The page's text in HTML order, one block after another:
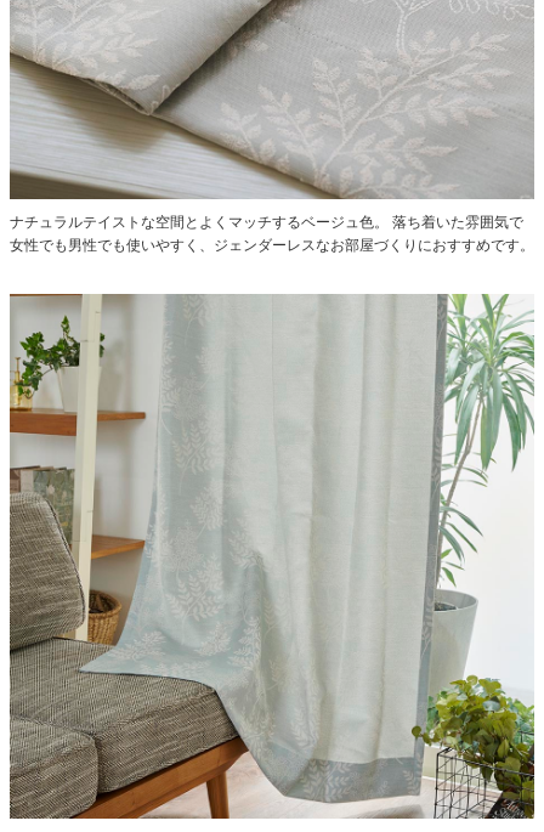
ナチュラルテイストな空間とよくマッチするベージュ色。
落ち着いた雰囲気で
女性でも男性でも使いやすく、ジェンダーレスなお部屋づくりにおすすめです。